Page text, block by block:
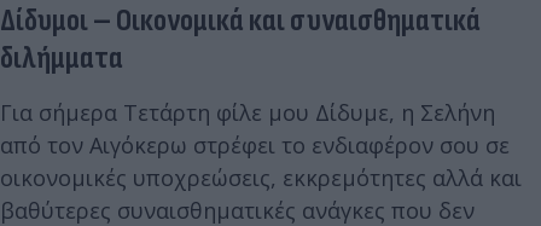
Δίδυμοι – Οικονομικά και συναισθηματικά
διλήμματα
Για σήμερα Τετάρτη φίλε μου Δίδυμε, η Σελήνη
από τον Αιγόκερω στρέφει το ενδιαφέρον σου σε
οικονομικές υποχρεώσεις, εκκρεμότητες αλλά και
βαθύτερες συναισθηματικές ανάγκες που δεν